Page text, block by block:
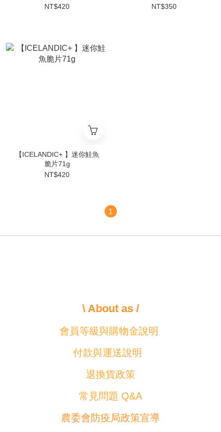
NT$420
NT$350
【ICELANDIC+ 】迷你鮭魚
脆片71g
NT$420
1
\ About as /
會員等級與購物金說明
付款與運送說明
退換貨政策
常見問題 Q&A
農委會防疫局政策宣導